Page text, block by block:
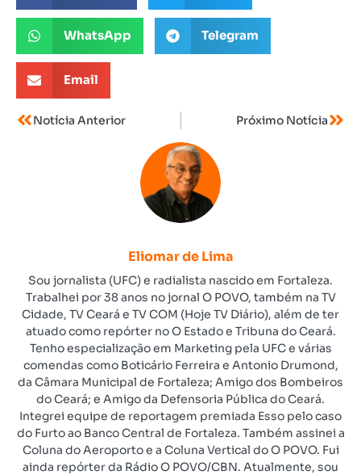
WhatsApp Telegram
Email
Notícia Anterior Próximo Notícia
Eliomar de Lima
Sou jornalista (UFC) e radialista nascido em Fortaleza.
Trabalhei por 38 anos no jornal O POVO, também na TV
Cidade, TV Ceará e TV COM (Hoje TV Diário), além de ter
atuado como repórter no O Estado e Tribuna do Ceará.
Tenho especialização em Marketing pela UFC e várias
comendas como Boticário Ferreira e Antonio Drumond,
da Câmara Municipal de Fortaleza; Amigo dos Bombeiros
do Ceará; e Amigo da Defensoria Pública do Ceará.
Integrei equipe de reportagem premiada Esso pelo caso
do Furto ao Banco Central de Fortaleza. Também assinei a
Coluna do Aeroporto e a Coluna Vertical do O POVO. Fui
ainda repórter da Rádio O POVO/CBN. Atualmente, sou